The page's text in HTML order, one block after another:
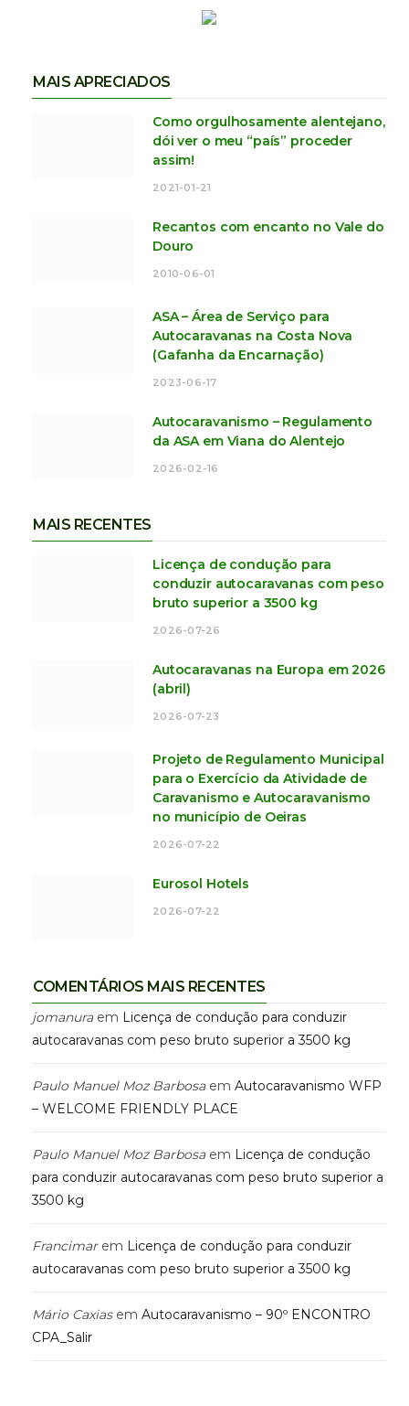
MAIS APRECIADOS
Como orgulhosamente alentejano,
dói ver o meu “país” proceder
assim!
2021-01-21
Recantos com encanto no Vale do
Douro
2010-06-01
ASA – Área de Serviço para
Autocaravanas na Costa Nova
(Gafanha da Encarnação)
2023-06-17
Autocaravanismo – Regulamento
da ASA em Viana do Alentejo
2026-02-16
MAIS RECENTES
Licença de condução para
conduzir autocaravanas com peso
bruto superior a 3500 kg
2026-07-26
Autocaravanas na Europa em 2026
(abril)
2026-07-23
Projeto de Regulamento Municipal
para o Exercício da Atividade de
Caravanismo e Autocaravanismo
no município de Oeiras
2026-07-22
Eurosol Hotels
2026-07-22
COMENTÁRIOS MAIS RECENTES
jomanuraem Licença de condução para conduzir
autocaravanas com peso bruto superior a 3500 kg
Paulo Manuel Moz Barbosaem Autocaravanismo WFP
– WELCOME FRIENDLY PLACE
Paulo Manuel Moz Barbosaem Licença de condução
para conduzir autocaravanas com peso bruto superior a
3500 kg
Francimarem Licença de condução para conduzir
autocaravanas com peso bruto superior a 3500 kg
Mário Caxiasem Autocaravanismo – 90º ENCONTRO
CPA_Salir